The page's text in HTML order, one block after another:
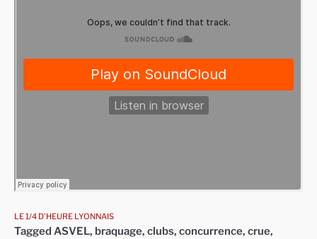
LE 1/4 D'HEURE LYONNAIS
Tagged ASVEL, braquage, clubs, concurrence, crue,